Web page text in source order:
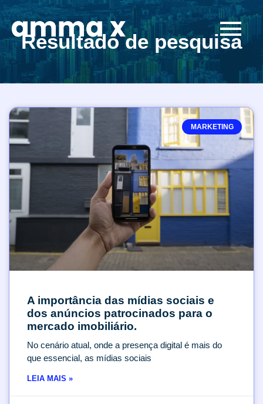
Resultado de pesquisa
MARKETING
A importância das mídias sociais e
dos anúncios patrocinados para o
mercado imobiliário.
No cenário atual, onde a presença digital é mais do
que essencial, as mídias sociais
LEIA MAIS »